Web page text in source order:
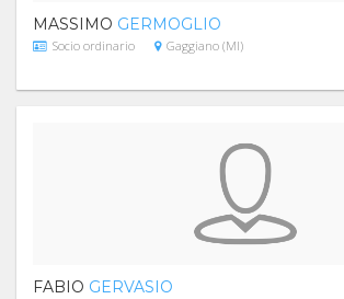
MASSIMO GERMOGLIO
Socio ordinario Gaggiano (MI)
FABIO GERVASIO